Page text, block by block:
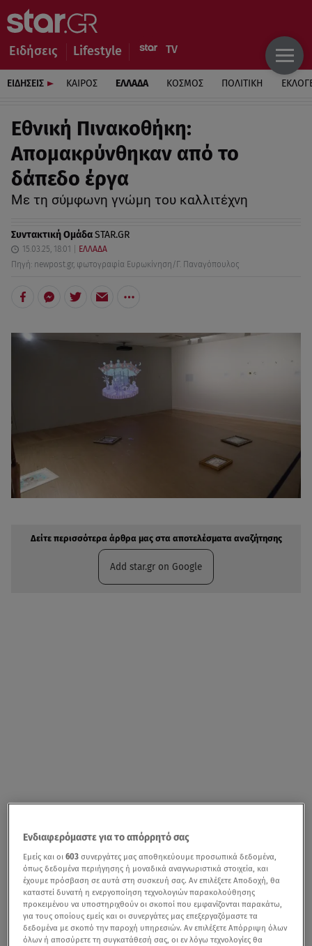
Ειδήσεις Lifestyle
ΕΙΔΗΣΕΙΣ ΚΑΙΡΟΣ ΕΛΛΑΔΑ ΚΟΣΜΟΣ ΠΟΛΙΤΙΚΗ
Εθνική Πινακοθήκη:
Απομακρύνθηκαν από το
δάπεδο έργα
Mε τη σύμφωνη γνώμη του καλλιτέχνη
Συντακτική ΟμάδαSTAR.GR
15.03.25, 18:01
ΕΛΛΑΔΑ
Πηγή: newpost.gr, φωτογραφία Ευρωκίνηση/Γ. Παναγόπουλος
Δείτε περισσότερα άρθρα μας στα αποτελέσματα αναζήτησης
Add star.gr on Google
Ενδιαφερόμαστε για το απόρρητό σας
Εμείς και οι603 συνεργάτες μας αποθηκεύουμε προσωπικά δεδομένα,
όπως δεδομένα περιήγησης ή μοναδικά αναγνωριστικά στοιχεία, και
έχουμε πρόσβαση σε αυτά στη συσκευή σας. Αν επιλέξετε Αποδοχή, θα
καταστεί δυνατή η ενεργοποίηση τεχνολογιών παρακολούθησης
προκειμένου να υποστηριχθούν οι σκοποί που εμφανίζονται παρακάτω,
για τους οποίους εμείς και οι συνεργάτες μας επεξεργαζόμαστε τα
δεδομένα με σκοπό την παροχή υπηρεσιών. Αν επιλέξετε Απόρριψη όλων
όλων ή αποσύρετε τη συγκατάθεσή σας, οι εν λόγω τεχνολογίες θα